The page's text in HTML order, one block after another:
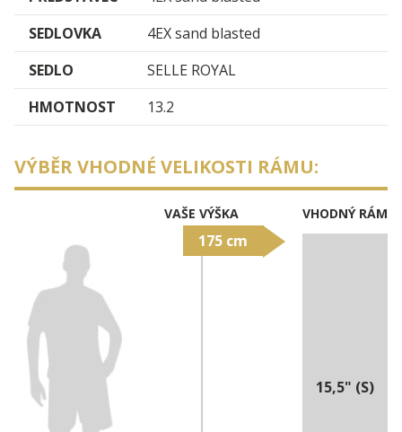
SEDLOVKA
4EX sand blasted
SEDLO
SELLE ROYAL
HMOTNOST
13.2
VÝBĚR VHODNÉ VELIKOSTI RÁMU:
VAŠE VÝŠKA VHODNÝ RÁM
15,5" (S)